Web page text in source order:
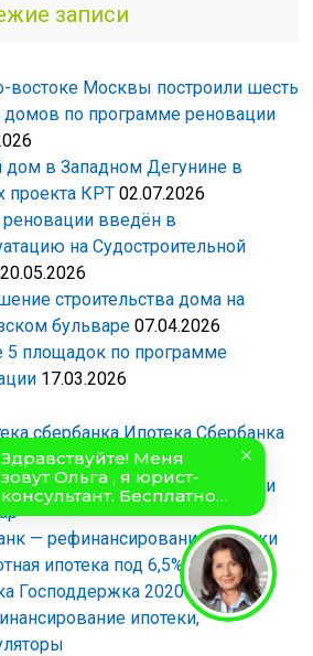
записи
востоке Москвы построили шесть
по программе реновации
в Западном Дегунине в
проекта КРТ 02.07.2026
введён в
на Судостроительной
20.05.2026
строительства дома на
бульваре 07.04.2026
5 площадок по программе
17.03.2026
Ипотека Сбербанка
— рефинансирование ипотеки
Господдержка 2020 под 6%